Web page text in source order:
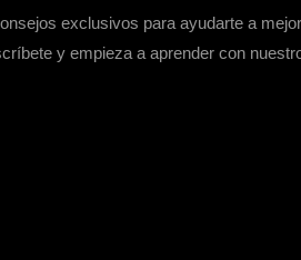
exclusivos para ayudarte a
y empieza a aprender con